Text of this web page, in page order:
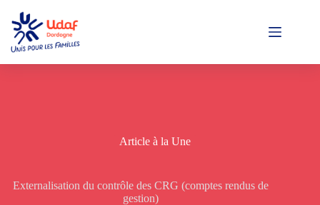
contenu
Article à la Une
Externalisation du contrôle des CRG (comptes rendus de
gestion)